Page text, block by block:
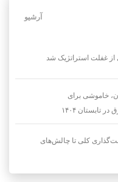
آرشیو
از غفلت استراتژیک شد
خاموشی برای
تابستان ۱۴۰۴
کلی تا چالش‌های